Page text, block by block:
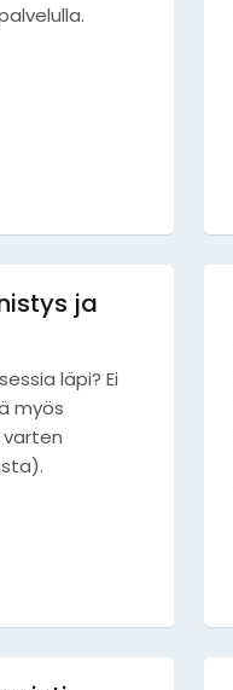
ja
läpi? Ei
myös
varten